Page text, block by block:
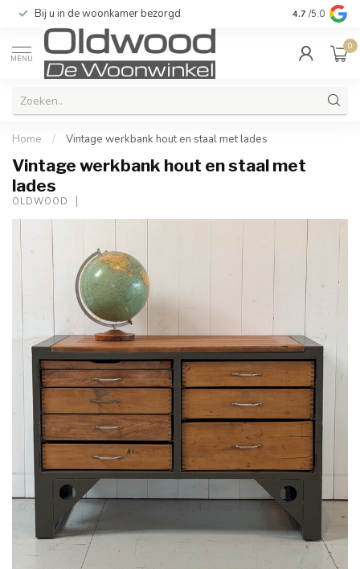
Bij u in de woonkamer bezorgd Kwaliteit &
4.7 /5.0
MENU
0
Home / Vintage werkbank hout en staal met lades
Vintage werkbank hout en staal met
lades
OLDWOOD